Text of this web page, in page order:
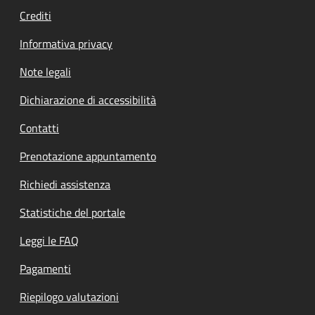
Crediti
Informativa privacy
Note legali
Dichiarazione di accessibilità
Contatti
Prenotazione appuntamento
Richiedi assistenza
Statistiche del portale
Leggi le FAQ
Pagamenti
Riepilogo valutazioni